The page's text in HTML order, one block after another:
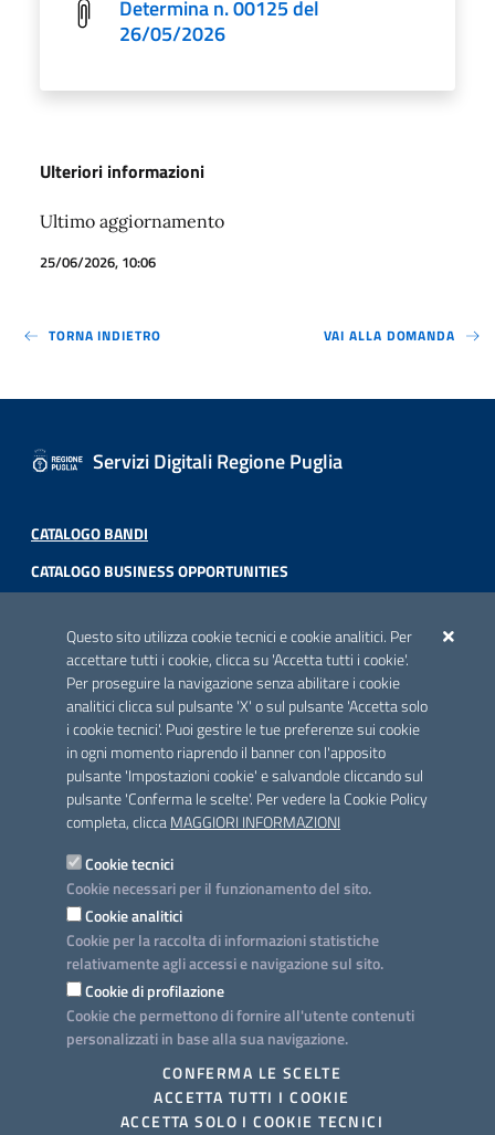
Questo sito utilizza cookie tecnici e cookie analitici. Per
accettare tutti i cookie, clicca su 'Accetta tutti i cookie'.
Per proseguire la navigazione senza abilitare i cookie
analitici clicca sul pulsante 'X' o sul pulsante 'Accetta solo
i cookie tecnici'. Puoi gestire le tue preferenze sui cookie
in ogni momento riaprendo il banner con l'apposito
pulsante 'Impostazioni cookie' e salvandole cliccando sul
pulsante 'Conferma le scelte'. Per vedere la Cookie Policy
completa, cliccaMAGGIORI INFORMAZIONI
Cookie tecnici
Cookie necessari per il funzionamento del sito.
Cookie analitici
Cookie per la raccolta di informazioni statistiche
relativamente agli accessi e navigazione sul sito.
Cookie di profilazione
Cookie che permettono di fornire all'utente contenuti
personalizzati in base alla sua navigazione.
CONFERMA LE SCELTE
ACCETTA TUTTI I COOKIE
ACCETTA SOLO I COOKIE TECNICI
Determina n. 00125 del
26/05/2026
Ulteriori informazioni
Ultimo aggiornamento
25/06/2026, 10:06
TORNA INDIETRO VAI ALLA DOMANDA
Servizi Digitali Regione Puglia
CATALOGO BANDI
CATALOGO BUSINESS OPPORTUNITIES
Scheda informativa accreditamento
CONTATTI E INDIRIZZI
Lungomare N. Sauro, 33 - 70121 Bari
Via G. Gentile, 52 - 70126 Bari
Elenco PEC
Rubrica
PROGETTO
Iniziativa finanziata con risorse del POC Puglia 2014-2020. Asse II.
Azione 2.3.
Twitter Youtube InstagramLinkedin